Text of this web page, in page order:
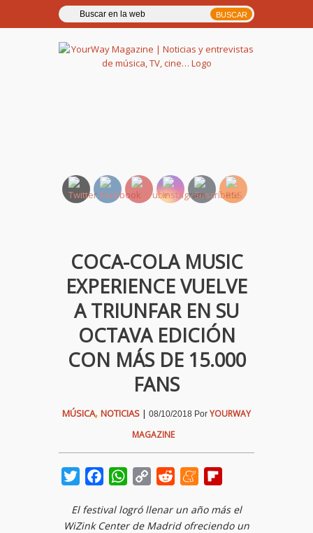
COCA-COLA MUSIC
EXPERIENCE VUELVE
A TRIUNFAR EN SU
OCTAVA EDICIÓN
CON MÁS DE 15.000
FANS
MÚSICA, NOTICIAS | 08/10/2018 Por YOURWAY
MAGAZINE
TwitterFacebookWhatsApp
Copy
Reddit Meneame
El festival logró llenar un año más el
WiZink Center de Madrid ofreciendo un